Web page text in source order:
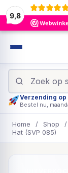
9,8
Verzending
Bestel nu,
Home / Shop /
Hat (SVP 085)